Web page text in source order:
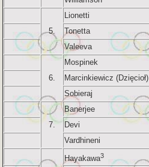
5.
Lionetti
Tonetta
Valeeva
6.
Mospinek
Marcinkiewicz (Dzięcioł)
Sobieraj
7.
Banerjee
Devi
Vardhineni
Hayakawa3